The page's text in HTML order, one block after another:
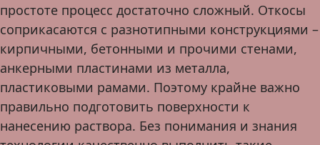
простоте процесс достаточно сложный. Откосы
соприкасаются с разнотипными конструкциями –
кирпичными, бетонными и прочими стенами,
анкерными пластинами из металла,
пластиковыми рамами. Поэтому крайне важно
правильно подготовить поверхности к
нанесению раствора. Без понимания и знания